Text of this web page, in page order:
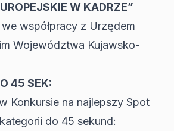
W KADRZE”
współpracy z Urzędem
Województwa Kujawsko-
45 SEK:
Konkursie na najlepszy Spot
do 45 sekund: